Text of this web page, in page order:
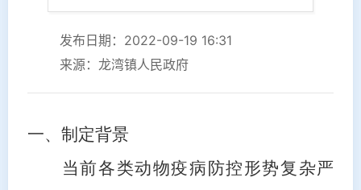
发布日期：2022-09-19 16:31
来源：龙湾镇人民政府
一、 制定背景
当前各类动物疫病防控形势复杂严